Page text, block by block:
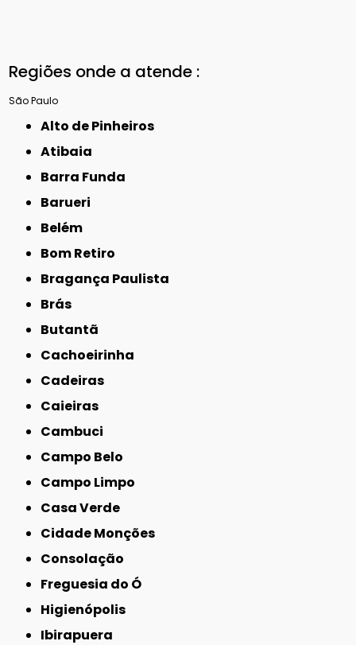
Regiões onde a atende :
São Paulo
Alto de Pinheiros
Atibaia
Barra Funda
Barueri
Belém
Bom Retiro
Bragança Paulista
Brás
Butantã
Cachoeirinha
Cadeiras
Caieiras
Cambuci
Campo Belo
Campo Limpo
Casa Verde
Cidade Monções
Consolação
Freguesia do Ó
Higienópolis
Ibirapuera